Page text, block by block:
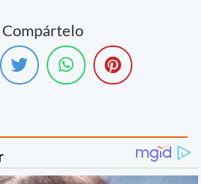
Compártelo